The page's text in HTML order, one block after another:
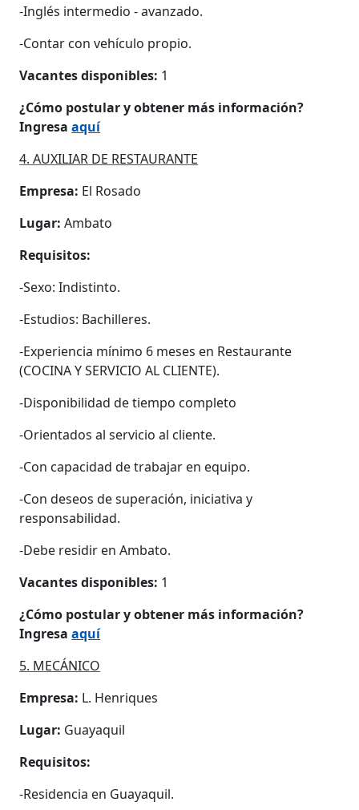
-Inglés intermedio - avanzado.
-Contar con vehículo propio.
Vacantes disponibles: 1
¿Cómo postular y obtener más información?
Ingresaaquí
4. AUXILIAR DE RESTAURANTE
Empresa: El Rosado
Lugar:Ambato
Requisitos:
-Sexo: Indistinto.
-Estudios: Bachilleres.
-Experiencia mínimo 6 meses en Restaurante
(COCINA Y SERVICIO AL CLIENTE).
-Disponibilidad de tiempo completo
-Orientados al servicio al cliente.
-Con capacidad de trabajar en equipo.
-Con deseos de superación, iniciativa y
responsabilidad.
-Debe residir en Ambato.
Vacantes disponibles: 1
¿Cómo postular y obtener más información?
Ingresaaquí
5. MECÁNICO
Empresa: L. Henriques
Lugar: Guayaquil
Requisitos:
-Residencia en Guayaquil.